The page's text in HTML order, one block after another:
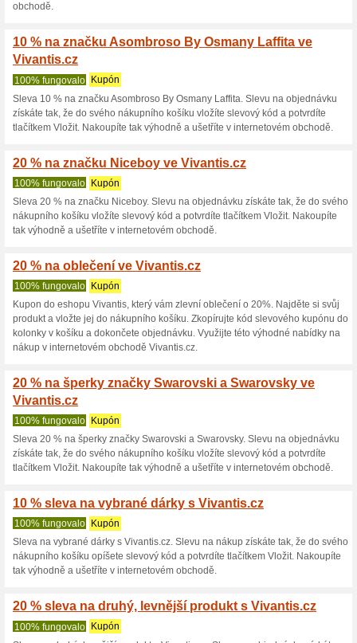
20 % sleva na
100% fungovalo
Slevový kód na vybrané
a vložte jej do nákupního
v košíku a dokončete
internetovém obchodě
10 % na
Vivantis.cz
100% fungovalo
Kupon do eshopu Vivantis,
košíku. Zkopírujte kód
objednávku. Využijte této
Vivantis.